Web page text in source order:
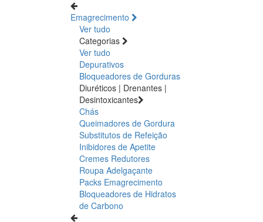
Emagrecimento
Ver tudo
Categorias
Ver tudo
Depurativos
Bloqueadores de Gorduras
Diuréticos | Drenantes |
Desintoxicantes
Chás
Queimadores de Gordura
Substitutos de Refeição
Inibidores de Apetite
Cremes Redutores
Roupa Adelgaçante
Packs Emagrecimento
Bloqueadores de Hidratos
de Carbono